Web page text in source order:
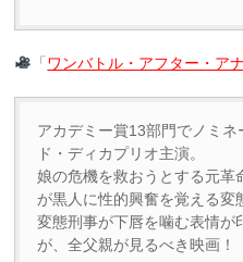
「ワンバトル・アフター・ア
アカデミー賞13部門でノミ
ド・ディカプリオ主演。
娘の危機を救おうとする元革
が黒人に性的興奮を覚える変
変態刑事が下唇を噛む表情が
が、全父親が見るべき映画！